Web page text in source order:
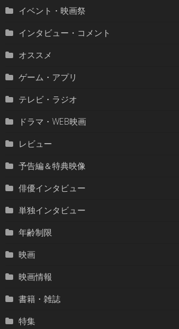
イベント・映画祭
インタビュー・コメント
オススメ
ゲーム・アプリ
テレビ・ラジオ
ドラマ・WEB映画
レビュー
予告編＆特典映像
俳優インタビュー
単独インタビュー
年齢制限
映画
映画情報
書籍・雑誌
特集